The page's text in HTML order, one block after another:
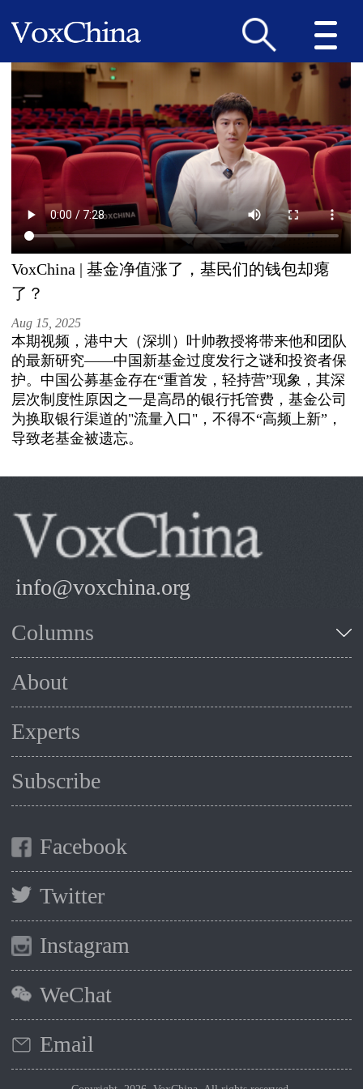
VoxChina | 基金净值涨了，基民们的钱包却瘪
了？
Aug 15, 2025
本期视频，港中大（深圳）叶帅教授将带来他和团队
的最新研究——中国新基金过度发行之谜和投资者保
护。中国公募基金存在“重首发，轻持营”现象，其深
层次制度性原因之一是高昂的银行托管费，基金公司
为换取银行渠道的"流量入口"，不得不“高频上新”，
导致老基金被遗忘。
info@voxchina.org
Columns
About
Experts
Subscribe
Facebook
Twitter
Instagram
WeChat
Email